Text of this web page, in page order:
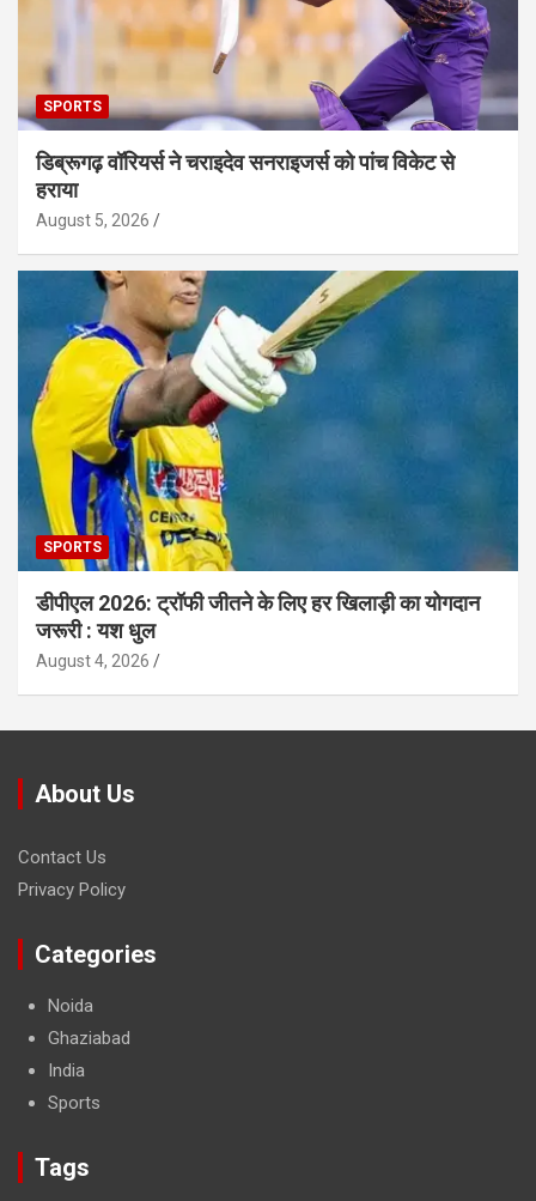
SPORTS
डिब्रूगढ़ वॉरियर्स ने चराइदेव सनराइजर्स को पांच विकेट से
हराया
August 5, 2026
SPORTS
डीपीएल 2026: ट्रॉफी जीतने के लिए हर खिलाड़ी का योगदान
जरूरी : यश धुल
August 4, 2026
About Us
Contact Us
Privacy Policy
Categories
Noida
Ghaziabad
India
Sports
Tags